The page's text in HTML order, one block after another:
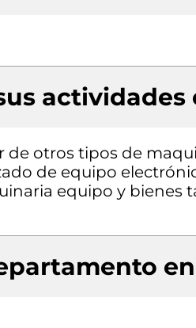
de otros tipos de
de equipo
equipo y bienes